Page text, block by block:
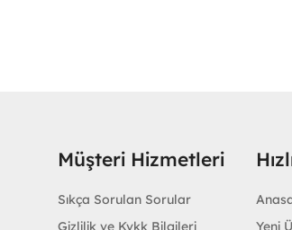
Müşteri Hizmetleri
Sıkça Sorulan Sorular
Gizlilik ve Kvkk Bilgileri
Yeni